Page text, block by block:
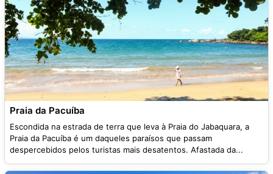
Praia da Pacuíba
Escondida na estrada de terra que leva à Praia do Jabaquara, a
Praia da Pacuíba é um daqueles paraísos que passam
despercebidos pelos turistas mais desatentos. Afastada da...